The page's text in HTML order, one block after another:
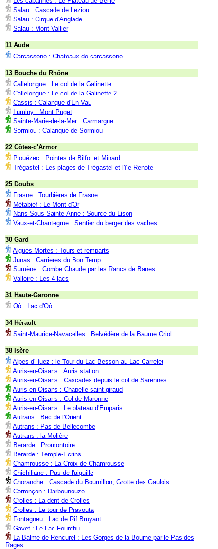
Salau : Cascade de Leziou
Salau : Cirque d'Anglade
Salau : Mont Vallier
11 Aude
Carcassone : Chateaux de carcassone
13 Bouche du Rhône
Callelongue : Le col de la Galinette
Callelongue : Le col de la Galinette 2
Cassis : Calanque d'En-Vau
Luminy : Mont Puget
Sainte-Marie-de-la-Mer : Carmargue
Sormiou : Calanque de Sormiou
22 Côtes-d'Armor
Plouézec : Pointes de Bilfot et Minard
Trégastel : Les plages de Trégastel et l'île Renote
25 Doubs
Frasne : Tourbières de Frasne
Métabief : Le Mont d'Or
Nans-Sous-Sainte-Anne : Source du Lison
Vaux-et-Chantegrue : Sentier du berger des vaches
30 Gard
Aigues-Mortes : Tours et remparts
Junas : Carrieres du Bon Temp
Sumène : Combe Chaude par les Rancs de Banes
Valloire : Les 4 lacs
31 Haute-Garonne
Oô : Lac d'Oô
34 Hérault
Saint-Maurice-Navacelles : Belvédère de la Baume Oriol
38 Isère
Alpes-d'Huez : le Tour du Lac Besson au Lac Carrelet
Auris-en-Oisans : Auris station
Auris-en-Oisans : Cascades depuis le col de Sarennes
Auris-en-Oisans : Chapelle saint giraud
Auris-en-Oisans : Col de Maronne
Auris-en-Oisans : Le plateau d'Emparis
Autrans : Bec de l'Orient
Autrans : Pas de Bellecombe
Autrans : la Molière
Berarde : Promontoire
Berarde : Temple-Ecrins
Chamrousse : La Croix de Chamrousse
Chichiliane : Pas de l'aiguille
Choranche : Cascade du Bournillon, Grotte des Gaulois
Corrençon : Darbounouze
Crolles : La dent de Crolles
Crolles : Le tour de Pravouta
Fontagneu : Lac de Rif Bruyant
Gavet : Le Lac Fourchu
La Balme de Rencurel : Les Gorges de la Bourne par le Pas des
Rages